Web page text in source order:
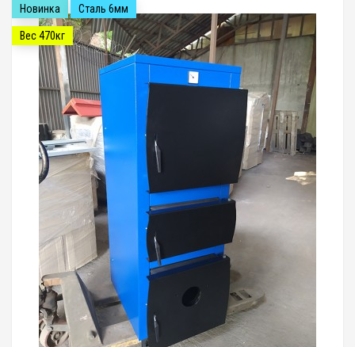
Новинка Сталь 6мм
Вес 470кг